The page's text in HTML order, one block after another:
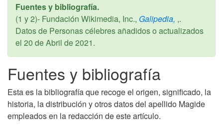
Fuentes y bibliografía.
(1 y 2)- Fundación Wikimedia, Inc., Galipedia, ,.
Datos de Personas célebres añadidos o actualizados
el 20 de Abril de 2021.
Fuentes y bibliografía
Esta es la bibliografía que recoge el origen, significado, la
historia, la distribución y otros datos del apellido Magide
empleados en la redacción de este artículo.